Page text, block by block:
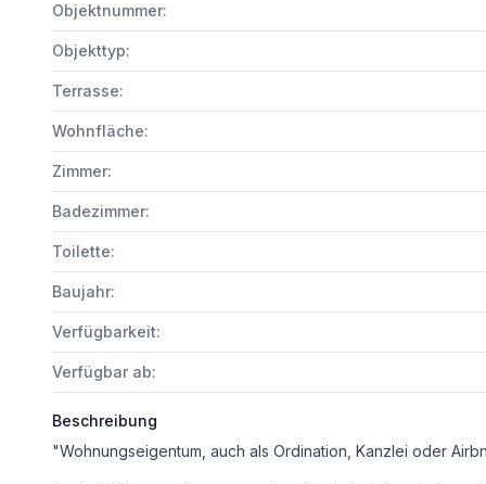
Objektnummer:
Objekttyp:
Terrasse:
Wohnfläche:
Zimmer:
Badezimmer:
Toilette:
Baujahr:
Verfügbarkeit:
Verfügbar ab:
Beschreibung
"Wohnungseigentum, auch als Ordination, Kanzlei oder